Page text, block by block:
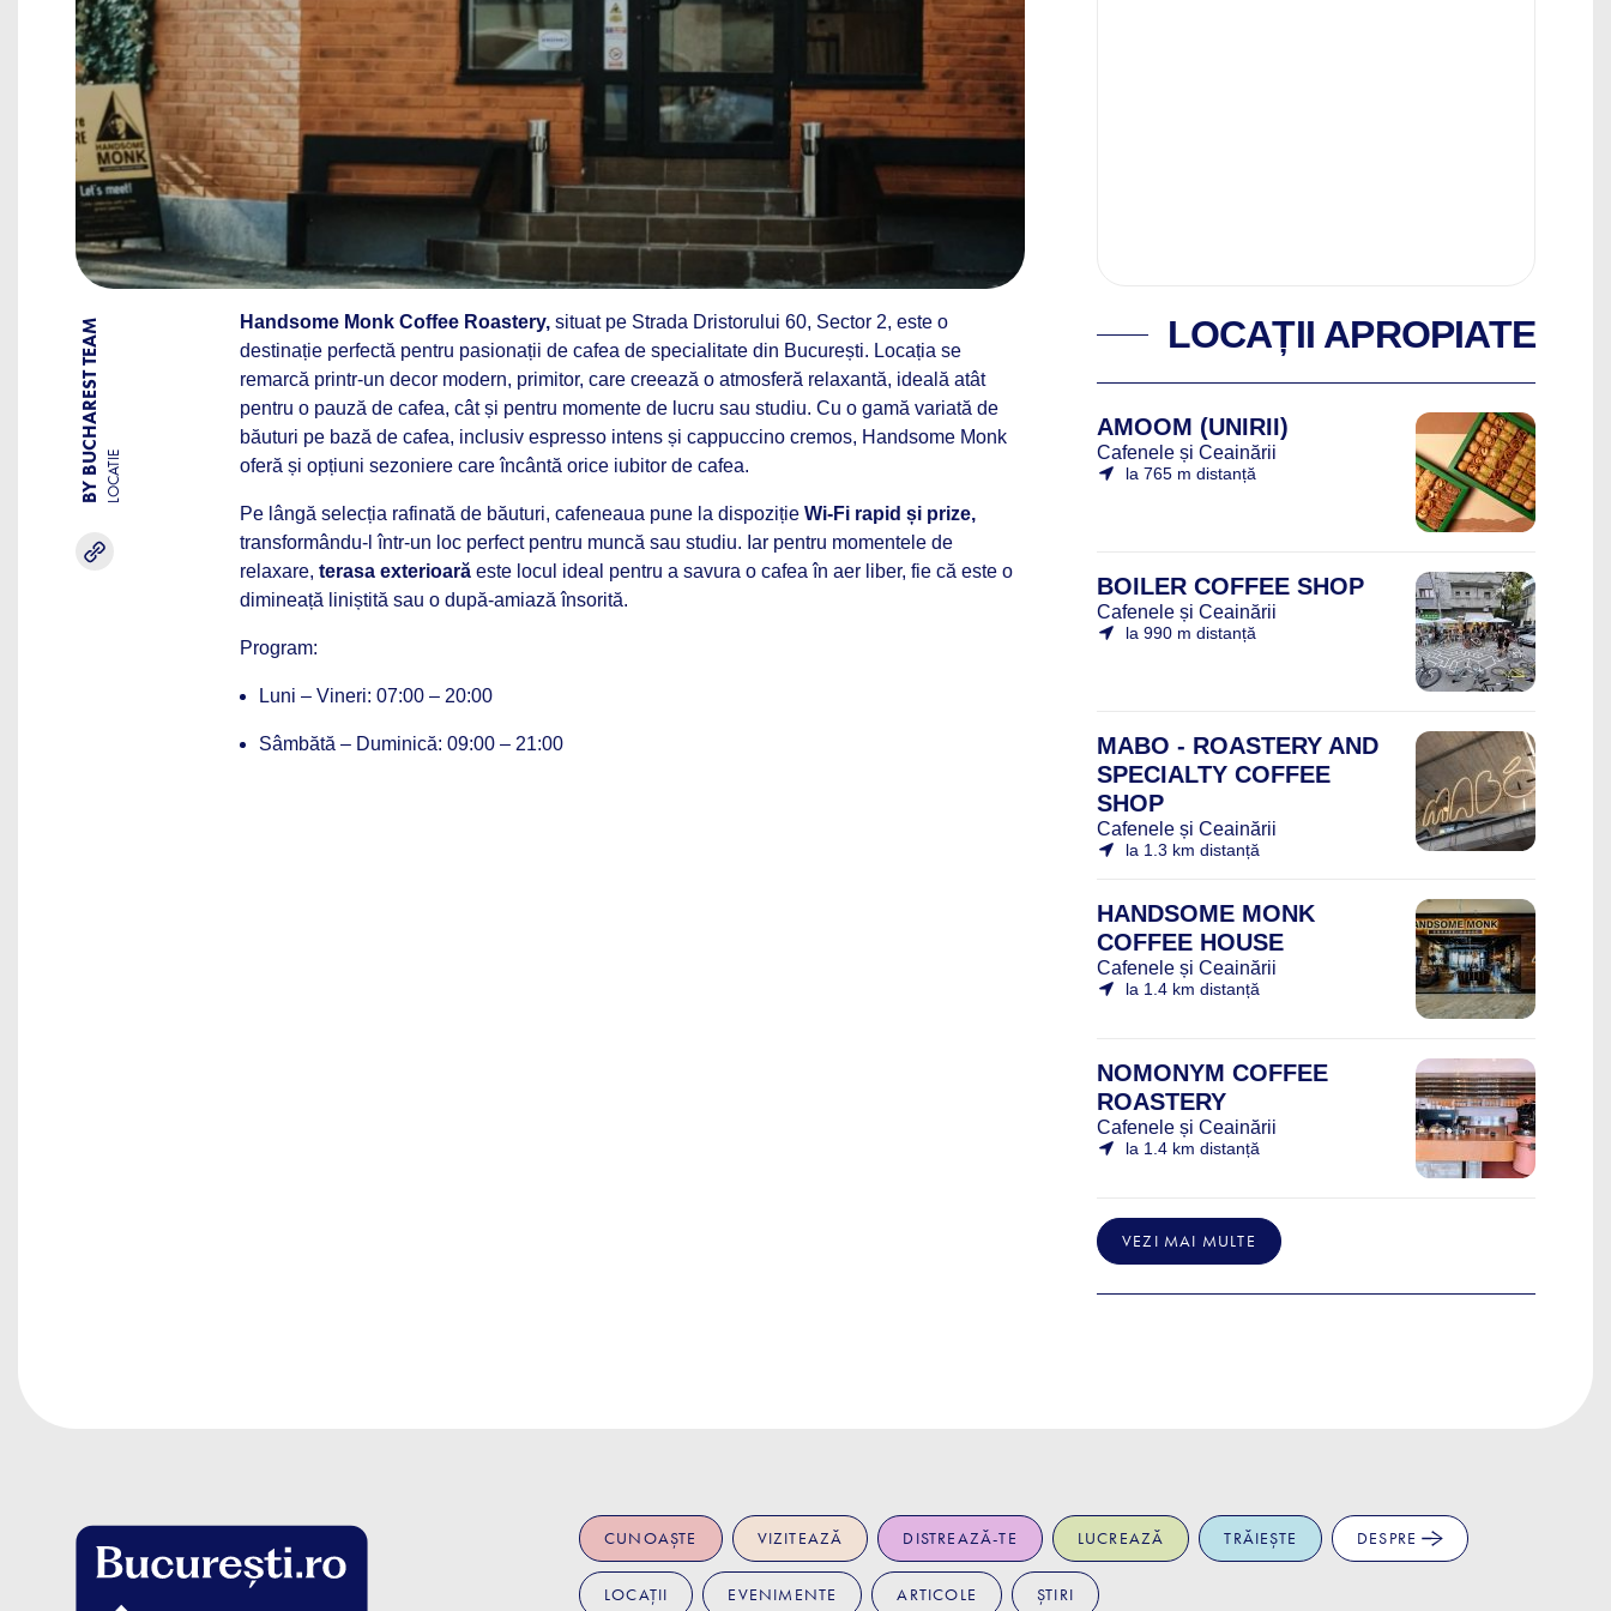
BY BUCHAREST TEAM LOCATIE
Handsome Monk Coffee Roastery, situat pe Strada Dristorului 60, Sector 2, este o
destinație perfectă pentru pasionații de cafea de specialitate din București. Locația se
remarcă printr-un decor modern, primitor, care creează o atmosferă relaxantă, ideală atât
pentru o pauză de cafea, cât și pentru momente de lucru sau studiu. Cu o gamă variată de
băuturi pe bază de cafea, inclusiv espresso intens și cappuccino cremos, Handsome Monk
oferă și opțiuni sezoniere care încântă orice iubitor de cafea.
Pe lângă selecția rafinată de băuturi, cafeneaua pune la dispoziție Wi-Fi rapid și prize,
transformându-l într-un loc perfect pentru muncă sau studiu. Iar pentru momentele de
relaxare, terasa exterioară este locul ideal pentru a savura o cafea în aer liber, fie că este o
dimineață liniștită sau o după-amiază însorită.
Program:
Luni – Vineri: 07:00 – 20:00
Sâmbătă – Duminică: 09:00 – 21:00
LOCAȚII APROPIATE
AMOOM (UNIRII)
Cafenele și Ceainării
la 765 m distanță
BOILER COFFEE SHOP
Cafenele și Ceainării
la 990 m distanță
MABO - ROASTERY AND
SPECIALTY COFFEE
SHOP
Cafenele și Ceainării
la 1.3 km distanță
HANDSOME MONK
COFFEE HOUSE
Cafenele și Ceainării
la 1.4 km distanță
NOMONYM COFFEE
ROASTERY
Cafenele și Ceainării
la 1.4 km distanță
VEZI MAI MULTE
CUNOAȘTE VIZITEAZĂ DISTREAZĂ-TE LUCREAZĂ TRĂIEȘTE DESPRE
LOCAȚII EVENIMENTE ARTICOLE ȘTIRI